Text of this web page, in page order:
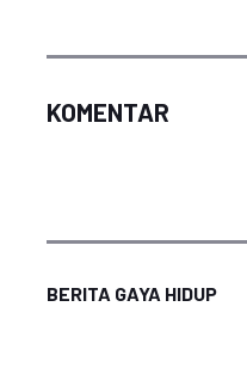
KOMENTAR
BERITA GAYA HIDUP